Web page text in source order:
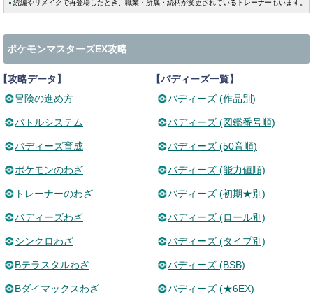
続編やリメイクで再登場したとき、職業・所属・続柄が変更されているトレーナーもいます。
ポケモンマスターズEX攻略
攻略データ】
冒険の進め方
バトルシステム
バディーズ育成
ポケモンのわざ
トレーナーのわざ
バディーズわざ
シンクロわざ
Bテラスタルわざ
Bダイマックスわざ
【バディーズ一覧】
バディーズ (作品別)
バディーズ (図鑑番号順)
バディーズ (50音順)
バディーズ (能力値順)
バディーズ (初期★別)
バディーズ (ロール別)
バディーズ (タイプ別)
バディーズ (BSB)
バディーズ (★6EX)